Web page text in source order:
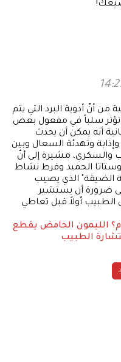
من أنّ أدوية البرد التي يتم
سلباً في مفعول بعض
أنه يمكن أن يحدث
وإذابة وتهدئة السعال وبين
والسكري، مشيرة إلى أنّ
الحميد وفرط نشاط
الضيقة" الذي يصيب
ضرورة أن يستشير
الطبيب أولاً قبل تعاطي
الليمون الحامض يقطع
الطبيب